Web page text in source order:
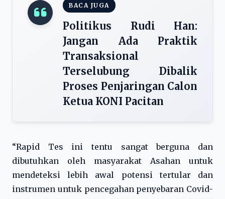
BACA JUGA
Politikus Rudi Han:
Jangan Ada Praktik
Transaksional
Terselubung Dibalik
Proses Penjaringan Calon
Ketua KONI Pacitan
“Rapid Tes ini tentu sangat berguna dan
dibutuhkan oleh masyarakat Asahan untuk
mendeteksi lebih awal potensi tertular dan
instrumen untuk pencegahan penyebaran Covid-